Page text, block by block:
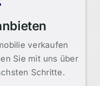
verkaufen
Sie mit uns über
Schritte.